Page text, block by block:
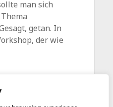
man sich
getan. In
der wie